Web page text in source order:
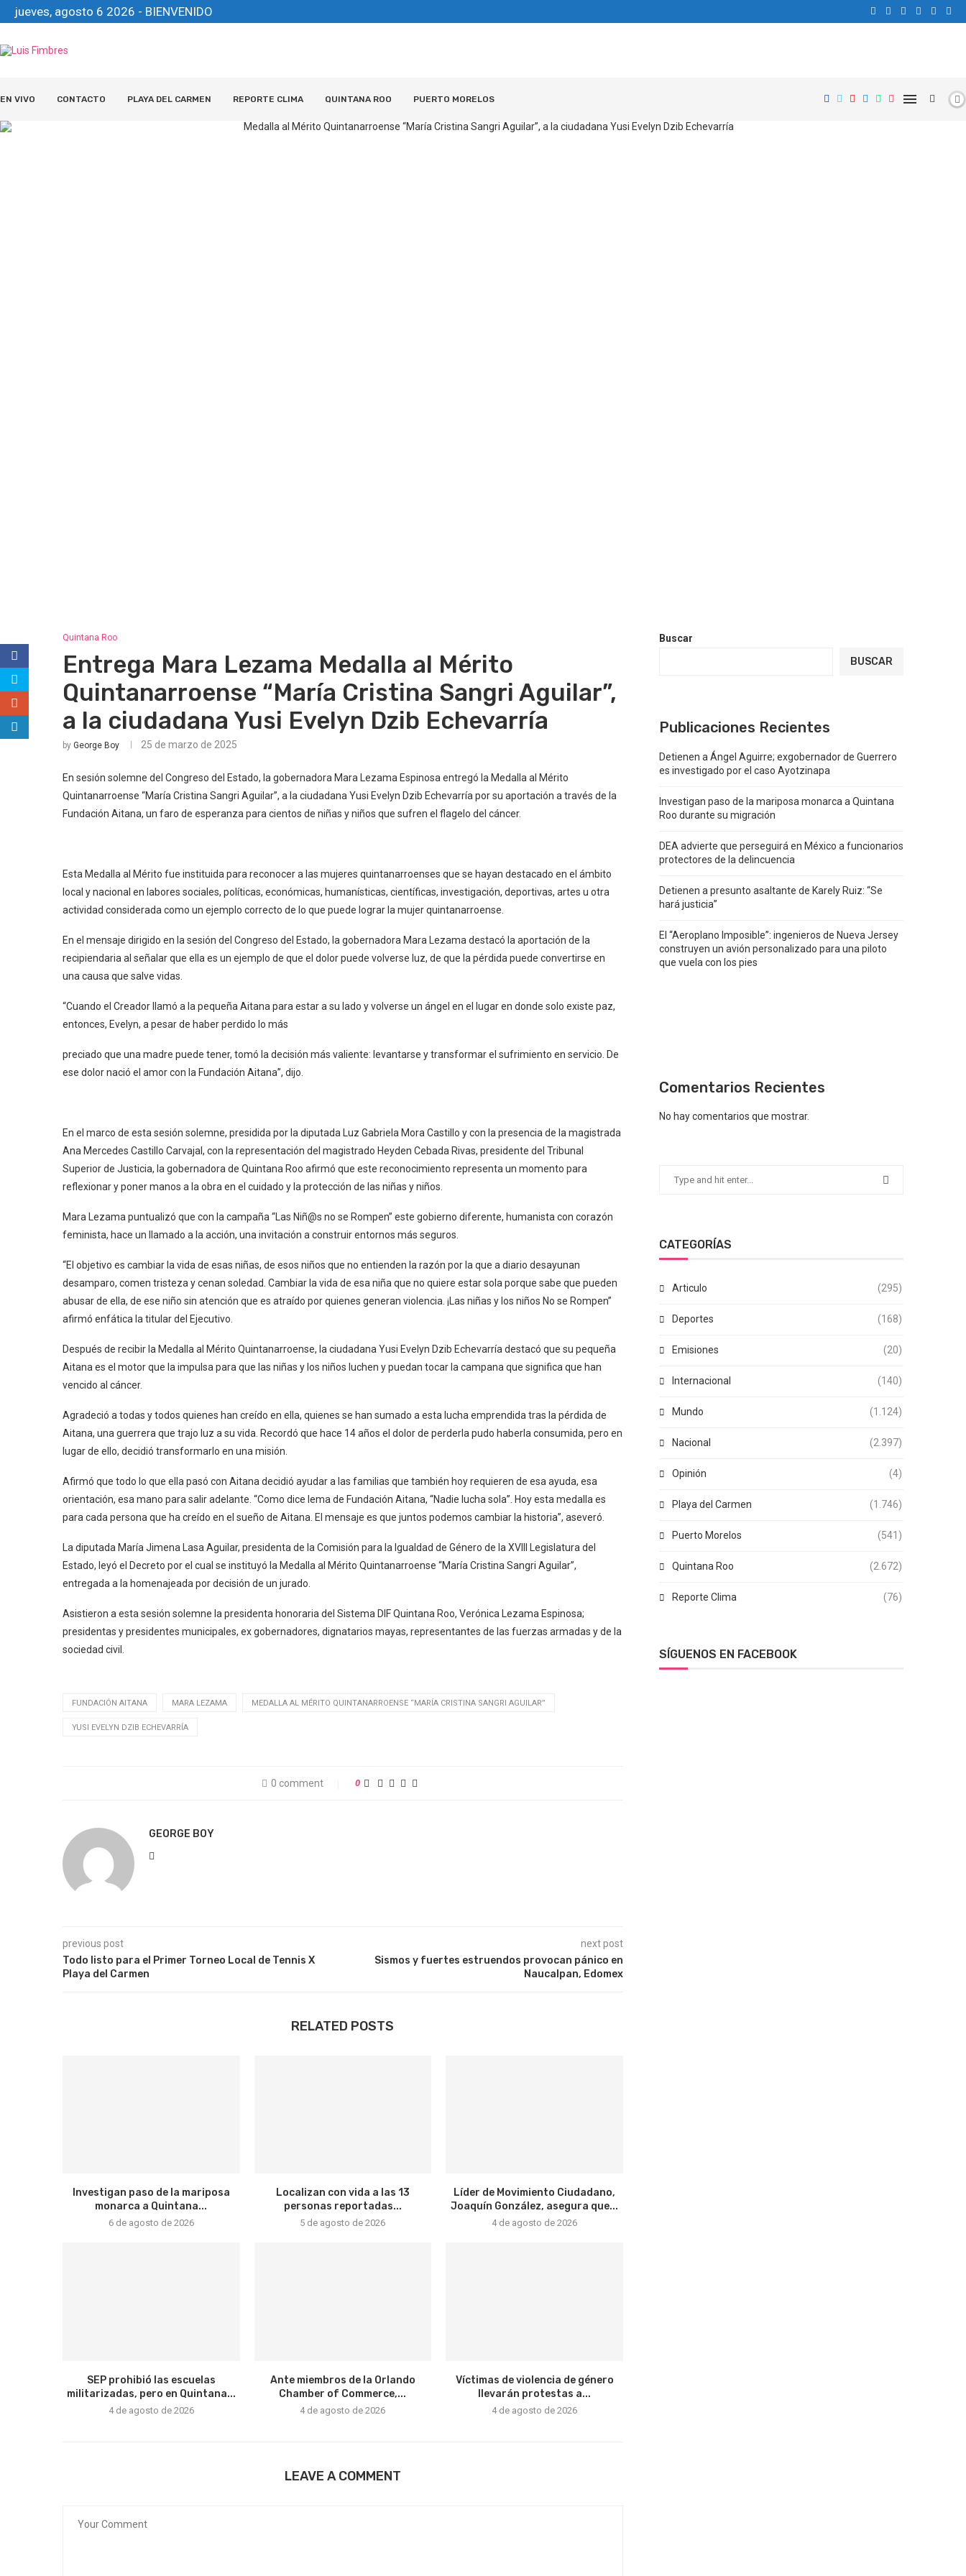
jueves, agosto 6 2026 - BIENVENIDO
EN VIVO CONTACTO PLAYA DEL CARMEN REPORTE CLIMA QUINTANA ROO PUERTO MORELOS
Quintana Roo
Entrega Mara Lezama Medalla al Mérito
Quintanarroense “María Cristina Sangri Aguilar”,
a la ciudadana Yusi Evelyn Dzib Echevarría
by George Boy 25 de marzo de 2025
En sesión solemne del Congreso del Estado, la gobernadora Mara Lezama Espinosa entregó la Medalla al Mérito
Quintanarroense “María Cristina Sangri Aguilar”, a la ciudadana Yusi Evelyn Dzib Echevarría por su aportación a través de la
Fundación Aitana, un faro de esperanza para cientos de niñas y niños que sufren el flagelo del cáncer.
Esta Medalla al Mérito fue instituida para reconocer a las mujeres quintanarroenses que se hayan destacado en el ámbito
local y nacional en labores sociales, políticas, económicas, humanísticas, científicas, investigación, deportivas, artes u otra
actividad considerada como un ejemplo correcto de lo que puede lograr la mujer quintanarroense.
En el mensaje dirigido en la sesión del Congreso del Estado, la gobernadora Mara Lezama destacó la aportación de la
recipiendaria al señalar que ella es un ejemplo de que el dolor puede volverse luz, de que la pérdida puede convertirse en
una causa que salve vidas.
“Cuando el Creador llamó a la pequeña Aitana para estar a su lado y volverse un ángel en el lugar en donde solo existe paz,
entonces, Evelyn, a pesar de haber perdido lo más
preciado que una madre puede tener, tomó la decisión más valiente: levantarse y transformar el sufrimiento en servicio. De
ese dolor nació el amor con la Fundación Aitana”, dijo.
En el marco de esta sesión solemne, presidida por la diputada Luz Gabriela Mora Castillo y con la presencia de la magistrada
Ana Mercedes Castillo Carvajal, con la representación del magistrado Heyden Cebada Rivas, presidente del Tribunal
Superior de Justicia, la gobernadora de Quintana Roo afirmó que este reconocimiento representa un momento para
reflexionar y poner manos a la obra en el cuidado y la protección de las niñas y niños.
Mara Lezama puntualizó que con la campaña “Las Niñ@s no se Rompen” este gobierno diferente, humanista con corazón
feminista, hace un llamado a la acción, una invitación a construir entornos más seguros.
“El objetivo es cambiar la vida de esas niñas, de esos niños que no entienden la razón por la que a diario desayunan
desamparo, comen tristeza y cenan soledad. Cambiar la vida de esa niña que no quiere estar sola porque sabe que pueden
abusar de ella, de ese niño sin atención que es atraído por quienes generan violencia. ¡Las niñas y los niños No se Rompen”
afirmó enfática la titular del Ejecutivo.
Después de recibir la Medalla al Mérito Quintanarroense, la ciudadana Yusi Evelyn Dzib Echevarría destacó que su pequeña
Aitana es el motor que la impulsa para que las niñas y los niños luchen y puedan tocar la campana que significa que han
vencido al cáncer.
Agradeció a todas y todos quienes han creído en ella, quienes se han sumado a esta lucha emprendida tras la pérdida de
Aitana, una guerrera que trajo luz a su vida. Recordó que hace 14 años el dolor de perderla pudo haberla consumida, pero en
lugar de ello, decidió transformarlo en una misión.
Afirmó que todo lo que ella pasó con Aitana decidió ayudar a las familias que también hoy requieren de esa ayuda, esa
orientación, esa mano para salir adelante. “Como dice lema de Fundación Aitana, “Nadie lucha sola”. Hoy esta medalla es
para cada persona que ha creído en el sueño de Aitana. El mensaje es que juntos podemos cambiar la historia”, aseveró.
La diputada María Jimena Lasa Aguilar, presidenta de la Comisión para la Igualdad de Género de la XVIII Legislatura del
Estado, leyó el Decreto por el cual se instituyó la Medalla al Mérito Quintanarroense “María Cristina Sangri Aguilar”,
entregada a la homenajeada por decisión de un jurado.
Asistieron a esta sesión solemne la presidenta honoraria del Sistema DIF Quintana Roo, Verónica Lezama Espinosa;
presidentas y presidentes municipales, ex gobernadores, dignatarios mayas, representantes de las fuerzas armadas y de la
sociedad civil.
FUNDACIÓN AITANA MARA LEZAMA MEDALLA AL MÉRITO QUINTANARROENSE “MARÍA CRISTINA SANGRI AGUILAR”
YUSI EVELYN DZIB ECHEVARRÍA
0 comment 0
GEORGE BOY
previous post
Todo listo para el Primer Torneo Local de Tennis X
Playa del Carmen
next post
Sismos y fuertes estruendos provocan pánico en
Naucalpan, Edomex
RELATED POSTS
Investigan paso de la mariposa
monarca a Quintana...
6 de agosto de 2026
Localizan con vida a las 13
personas reportadas...
5 de agosto de 2026
Líder de Movimiento Ciudadano,
Joaquín González, asegura que...
4 de agosto de 2026
SEP prohibió las escuelas
militarizadas, pero en Quintana...
4 de agosto de 2026
Ante miembros de la Orlando
Chamber of Commerce,...
4 de agosto de 2026
Víctimas de violencia de género
llevarán protestas a...
4 de agosto de 2026
LEAVE A COMMENT
Buscar
BUSCAR
Publicaciones Recientes
Detienen a Ángel Aguirre; exgobernador de Guerrero
es investigado por el caso Ayotzinapa
Investigan paso de la mariposa monarca a Quintana
Roo durante su migración
DEA advierte que perseguirá en México a funcionarios
protectores de la delincuencia
Detienen a presunto asaltante de Karely Ruiz: “Se
hará justicia”
El “Aeroplano Imposible”: ingenieros de Nueva Jersey
construyen un avión personalizado para una piloto
que vuela con los pies
Comentarios Recientes
No hay comentarios que mostrar.
CATEGORÍAS
Articulo (295)
Deportes (168)
Emisiones (20)
Internacional (140)
Mundo (1.124)
Nacional (2.397)
Opinión (4)
Playa del Carmen (1.746)
Puerto Morelos (541)
Quintana Roo (2.672)
Reporte Clima (76)
SÍGUENOS EN FACEBOOK